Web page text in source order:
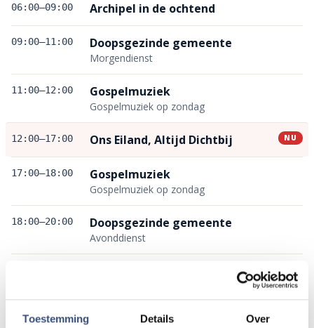
Toestemming Details Over
06:00–09:00 Archipel in de ochtend
09:00–11:00 Doopsgezinde gemeente
Morgendienst
11:00–12:00 Gospelmuziek
Gospelmuziek op zondag
12:00–17:00 Ons Eiland, Altijd Dichtbij NU
17:00–18:00 Gospelmuziek
Gospelmuziek op zondag
18:00–20:00 Doopsgezinde gemeente
Avonddienst
Stromen van Zegen op Zondag
Programma met geestelijke muziek
22:00–24:00 Ons Eiland, Altijd Dichtbij